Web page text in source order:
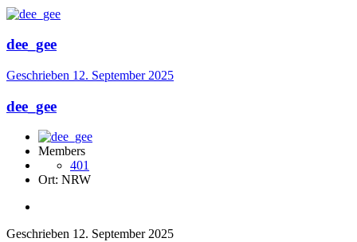
dee_gee
Geschrieben 12. September 2025
dee_gee
Members
401
Ort: NRW
Geschrieben 12. September 2025